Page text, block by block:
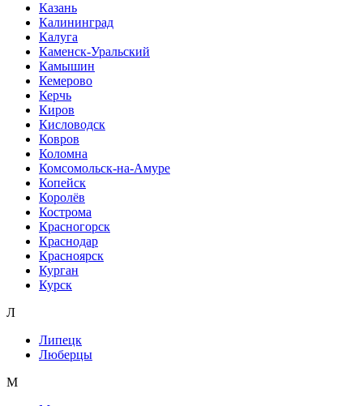
Казань
Калининград
Калуга
Каменск-Уральский
Камышин
Кемерово
Керчь
Киров
Кисловодск
Ковров
Коломна
Комсомольск-на-Амуре
Копейск
Королёв
Кострома
Красногорск
Краснодар
Красноярск
Курган
Курск
Л
Липецк
Люберцы
М